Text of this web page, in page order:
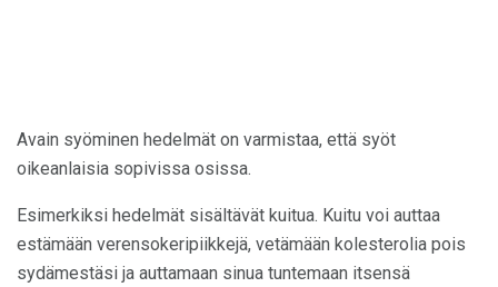
Avain syöminen hedelmät on varmistaa, että syöt
oikeanlaisia ​​sopivissa osissa.
Esimerkiksi hedelmät sisältävät kuitua. Kuitu voi auttaa
estämään verensokeripiikkejä, vetämään kolesterolia pois
sydämestäsi ja auttamaan sinua tuntemaan itsensä